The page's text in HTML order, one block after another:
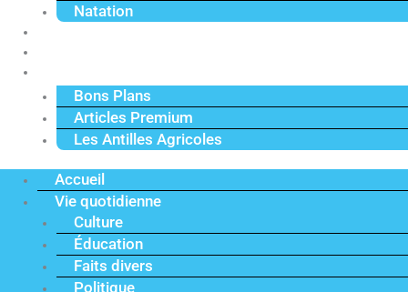
Natation
Bons Plans
Articles Premium
Les Antilles Agricoles
Accueil
Vie quotidienne
Culture
Éducation
Faits divers
Politique